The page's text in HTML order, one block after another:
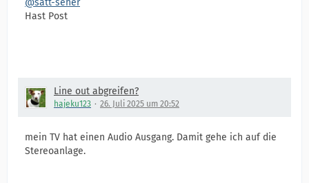
@satt-seher
Hast Post
Line out abgreifen?
hajeku123 26. Juli 2025 um 20:52
mein TV hat einen Audio Ausgang. Damit gehe ich auf die
Stereoanlage.